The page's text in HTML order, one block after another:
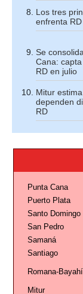
Los tres
enfrenta
Se
Cana:
RD en julio
Mitur
dependen
RD
Punta Cana
Puerto Plata
Santo Domingo
San Pedro
Samaná
Santiago
Romana-
Mitur